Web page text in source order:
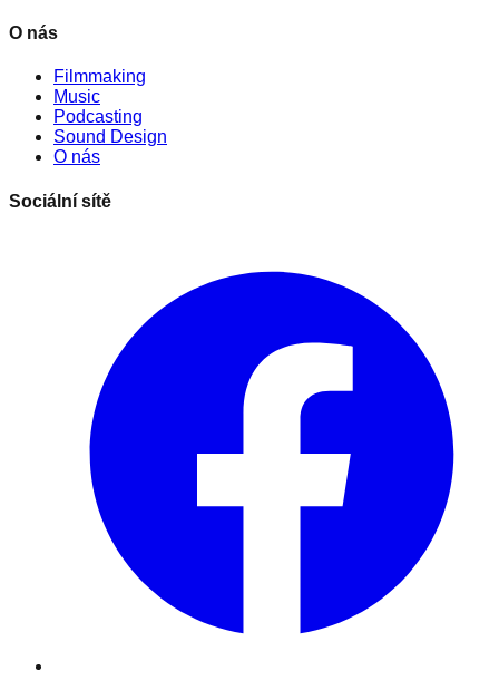
O nás
Filmmaking
Music
Podcasting
Sound Design
O nás
Sociální sítě